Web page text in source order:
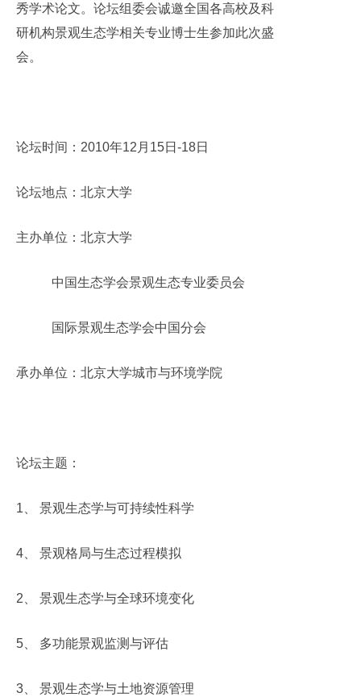
秀学术论文。论坛组委会诚邀全国各高校及科
研机构景观生态学相关专业博士生参加此次盛
会。
论坛时间： 2010年12 月 15日 -18日
论坛地点：北京大学
主办单位：北京大学
中国生态学会景观生态专业委员会
国际景观生态学会中国分会
承办单位：北京大学城市与环境学院
论坛主题：
1 景观生态学与可持续性科学
4 景观格局与生态过程模拟
2 景观生态学与全球环境变化
5 多功能景观监测与评估
3 景观生态学与土地资源管理